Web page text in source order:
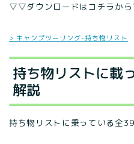
▽▽ダウンロードはコチラか
> キャンプツーリング-持ち物リスト
持ち物リストに載
解説
持ち物リストに乗っている全